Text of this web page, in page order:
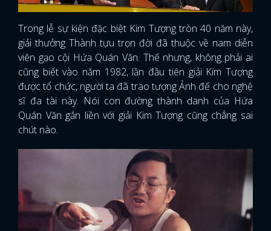
Trong lễ sự kiện đặc biệt Kim Tượng tròn 40 năm này,
giải thưởng Thành tựu trọn đời đã thuộc về nam diễn
viên gạo cội Hứa Quán Văn. Thế nhưng, không phải ai
cũng biết vào năm 1982, lần đầu tiên giải Kim Tượng
được tổ chức, người ta đã trao tượng Ảnh đế cho nghệ
sĩ đa tài này. Nói con đường thành danh của Hứa
Quán Văn gắn liền với giải Kim Tượng cũng chẳng sai
chút nào.